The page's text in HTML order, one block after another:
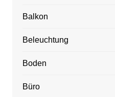
Balkon
Beleuchtung
Boden
Büro